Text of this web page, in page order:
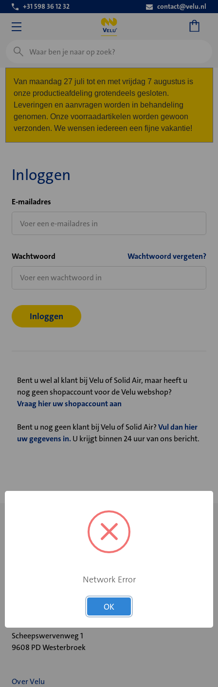
+31 598 36 12 32 contact@velu.nl
Zoeken
Van maandag 27 juli tot en met vrijdag 7 augustus is
onze productieafdeling grotendeels gesloten.
Leveringen en aanvragen worden in behandeling
genomen. Onze voorraadartikelen worden gewoon
verzonden. We wensen iedereen een fijne vakantie!
Inloggen
E-mailadres
Wachtwoord Wachtwoord vergeten?
Bent u wel al klant bij Velu of Solid Air, maar heeft u
nog geen shopaccount voor de Velu webshop?
Vraag hier uw shopaccount aan
Bent u nog geen klant bij Velu of Solid Air?Vul dan hier
uw gegevens in.U krijgt binnen 24 uur van ons bericht.
Scheepswervenweg 1
9608 PD Westerbroek
Over Velu
Network Error
OK